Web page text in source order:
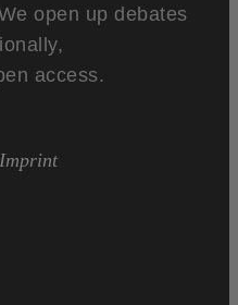
open up debates
access.
Imprint